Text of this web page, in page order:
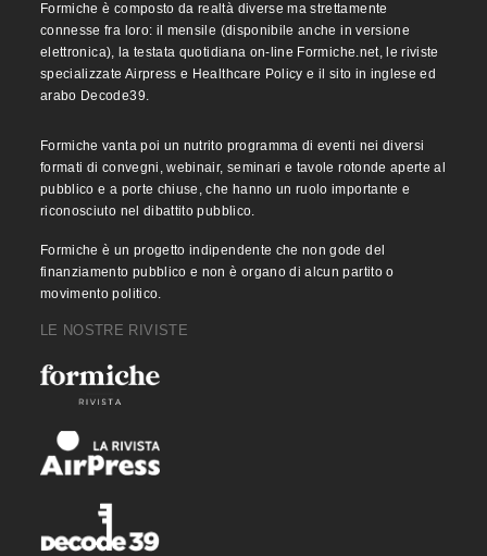
Formiche è composto da realtà diverse ma strettamente
connesse fra loro: il mensile (disponibile anche in versione
elettronica), la testata quotidiana on-line Formiche.net, le riviste
specializzate Airpress e Healthcare Policy e il sito in inglese ed
arabo Decode39.
Formiche vanta poi un nutrito programma di eventi nei diversi
formati di convegni, webinair, seminari e tavole rotonde aperte al
pubblico e a porte chiuse, che hanno un ruolo importante e
riconosciuto nel dibattito pubblico.
Formiche è un progetto indipendente che non gode del
finanziamento pubblico e non è organo di alcun partito o
movimento politico.
LE NOSTRE RIVISTE